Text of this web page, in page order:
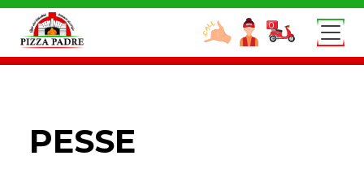
Skip to main content
0
PESSE